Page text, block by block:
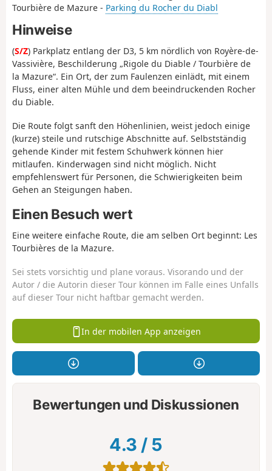
Tourbière de Mazure - Parking du Rocher du Diabl
Hinweise
(S/Z) Parkplatz entlang der D3, 5 km nördlich von Royère-de-
Vassivière, Beschilderung „Rigole du Diable / Tourbière de
la Mazure“. Ein Ort, der zum Faulenzen einlädt, mit einem
Fluss, einer alten Mühle und dem beeindruckenden Rocher
du Diable.
Die Route folgt sanft den Höhenlinien, weist jedoch einige
(kurze) steile und rutschige Abschnitte auf. Selbstständig
gehende Kinder mit festem Schuhwerk können hier
mitlaufen. Kinderwagen sind nicht möglich. Nicht
empfehlenswert für Personen, die Schwierigkeiten beim
Gehen an Steigungen haben.
Einen Besuch wert
Eine weitere einfache Route, die am selben Ort beginnt: Les
Tourbières de la Mazure.
Sei stets vorsichtig und plane voraus. Visorando und der
Autor / die Autorin dieser Tour können im Falle eines Unfalls
auf dieser Tour nicht haftbar gemacht werden.
In der mobilen App anzeigen
Bewertungen und Diskussionen
4.3 / 5